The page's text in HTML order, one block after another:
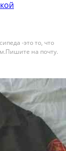
-это то, что
на почту.